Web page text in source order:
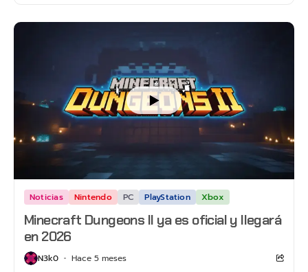
Noticias Nintendo PC PlayStation Xbox
Minecraft Dungeons II ya es oficial y llegará
en 2026
N3k0 Hace 5 meses